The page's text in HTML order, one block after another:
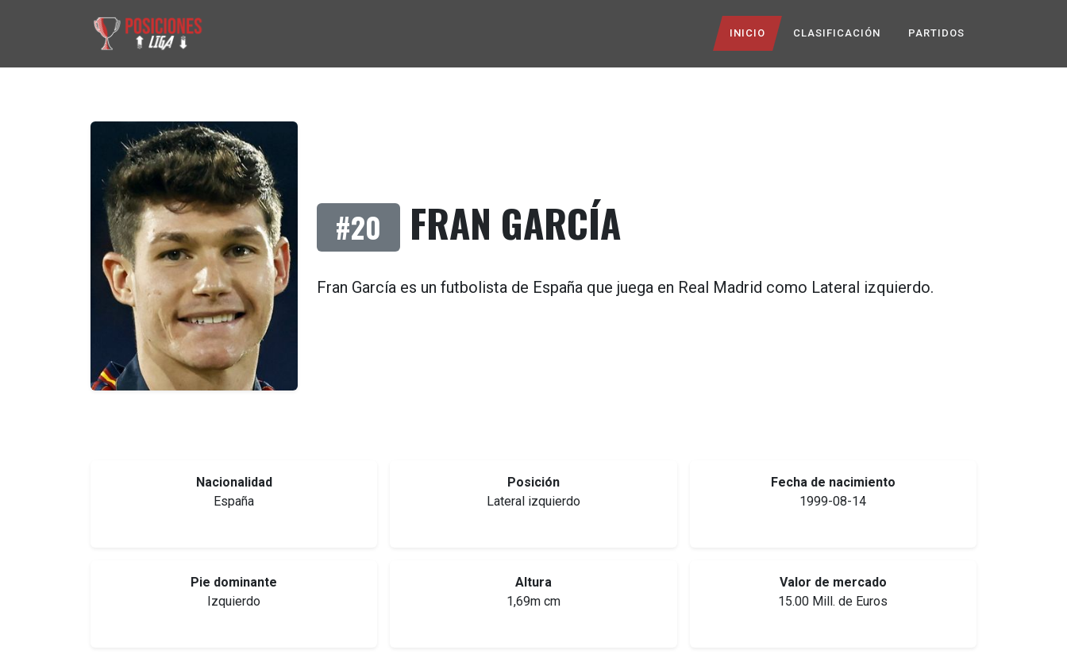
INICIO CLASIFICACIÓN PARTIDOS
#20 FRAN GARCÍA
Fran García es un futbolista de España que juega en Real Madrid como Lateral izquierdo.
Nacionalidad
España
Posición
Lateral izquierdo
Fecha de nacimiento
1999-08-14
Pie dominante
Izquierdo
Altura
1,69m cm
Valor de mercado
15.00 Mill. de Euros